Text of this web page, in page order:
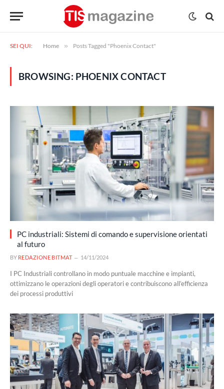
SEI QUI: Home » Posts Tagged "Phoenix Contact"
BROWSING: PHOENIX CONTACT
PC industriali: Sistemi di comando e supervisione orientati
al futuro
BY REDAZIONE BITMAT 14/11/2024
I PC Industriali controllano in modo puntuale macchine e impianti,
ottimizzano le operazioni degli operatori e contribuiscono all’efficienza
dei processi produttivi